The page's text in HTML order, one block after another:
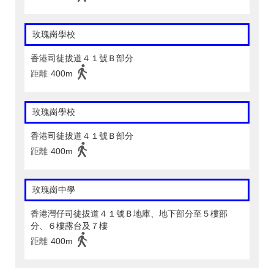
玫瑰崗學校
香港司徒拔道４１號Ｂ部分
距離 400m
玫瑰崗學校
香港司徒拔道４１號Ｂ部分
距離 400m
玫瑰崗中學
香港灣仔司徒拔道４１號Ｂ地庫、地下部分至５樓部
分、６樓露台及７樓
距離 400m